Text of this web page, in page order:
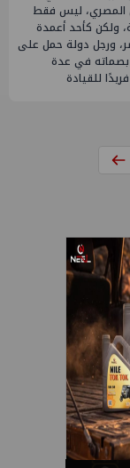
المصري، ليس فقط
ولكن كأحد أعمدة
ورجل دولة حمل على
بصماته في عدة
للقيادة